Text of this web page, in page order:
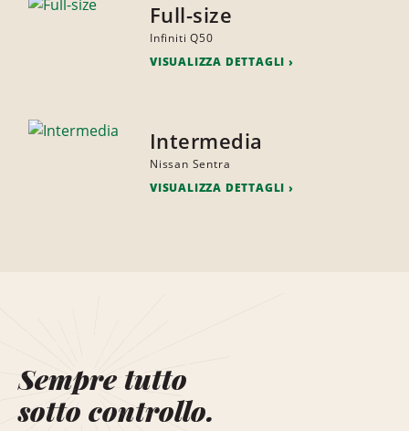
Full-size
Infiniti Q50
VISUALIZZA DETTAGLI
Intermedia
Nissan Sentra
VISUALIZZA DETTAGLI
Sempre tutto
sotto controllo.